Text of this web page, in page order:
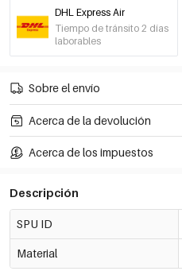
DHL Express Air
Tiempo de tránsito 2 días
laborables
Sobre el envío
Acerca de la devolución
Acerca de los impuestos
Descripción
SPU ID
Material